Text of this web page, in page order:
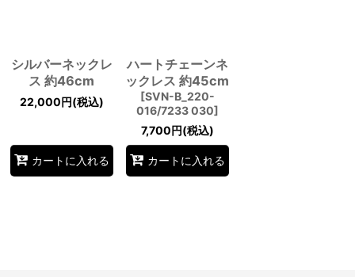
シルバーネックレ
ス 約46cm
22,000円(税込)
カートに入れる
ハートチェーンネ
ックレス 約45cm
[SVN-B_220-
016/7233 030]
7,700円(税込)
カートに入れる